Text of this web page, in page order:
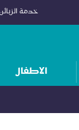
خدمة الزبائن
الاطفال